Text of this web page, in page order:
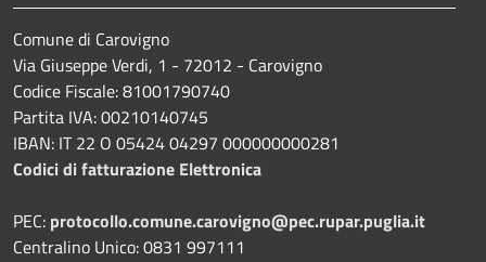
Comune di Carovigno
Via Giuseppe Verdi, 1 - 72012 - Carovigno
Codice Fiscale: 81001790740
Partita IVA: 00210140745
IBAN: IT 22 O 05424 04297 000000000281
Codici di fatturazione Elettronica
PEC: protocollo.comune.carovigno@pec.rupar.puglia.it
Centralino Unico: 0831 997111